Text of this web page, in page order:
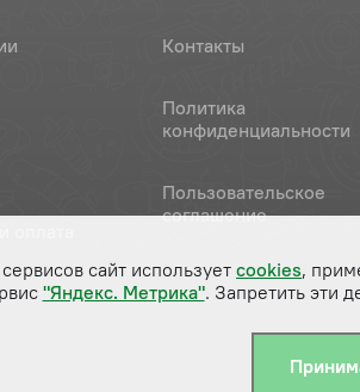
Контакты
Политика
конфиденциальности
Пользовательское
соглашение
сайт используетcookies,
"Яндекс. Метрика". Запретить эти